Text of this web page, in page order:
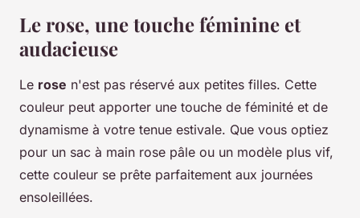
Le rose, une touche féminine et
audacieuse
Le rose n'est pas réservé aux petites filles. Cette
couleur peut apporter une touche de féminité et de
dynamisme à votre tenue estivale. Que vous optiez
pour un sac à main rose pâle ou un modèle plus vif,
cette couleur se prête parfaitement aux journées
ensoleillées.